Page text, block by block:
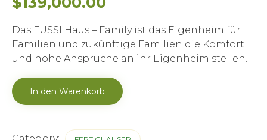
Das FUSSI Haus – Family ist das Eigenheim für
Familien und zukünftige Familien die Komfort
und hohe Ansprüche an ihr Eigenheim stellen.
FUSSI
Haus
In den Warenkorb